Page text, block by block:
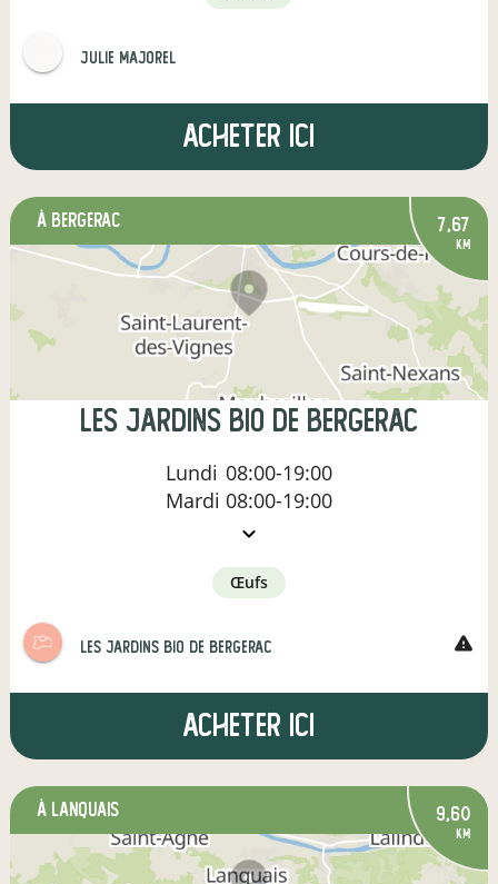
julie majorel
Acheter ici
à Bergerac 7,67
km
les jardins bio de bergerac
Lundi 08:00-19:00
Mardi 08:00-19:00
œufs
les jardins bio de bergerac warning
Acheter ici
à Lanquais 9,60
km